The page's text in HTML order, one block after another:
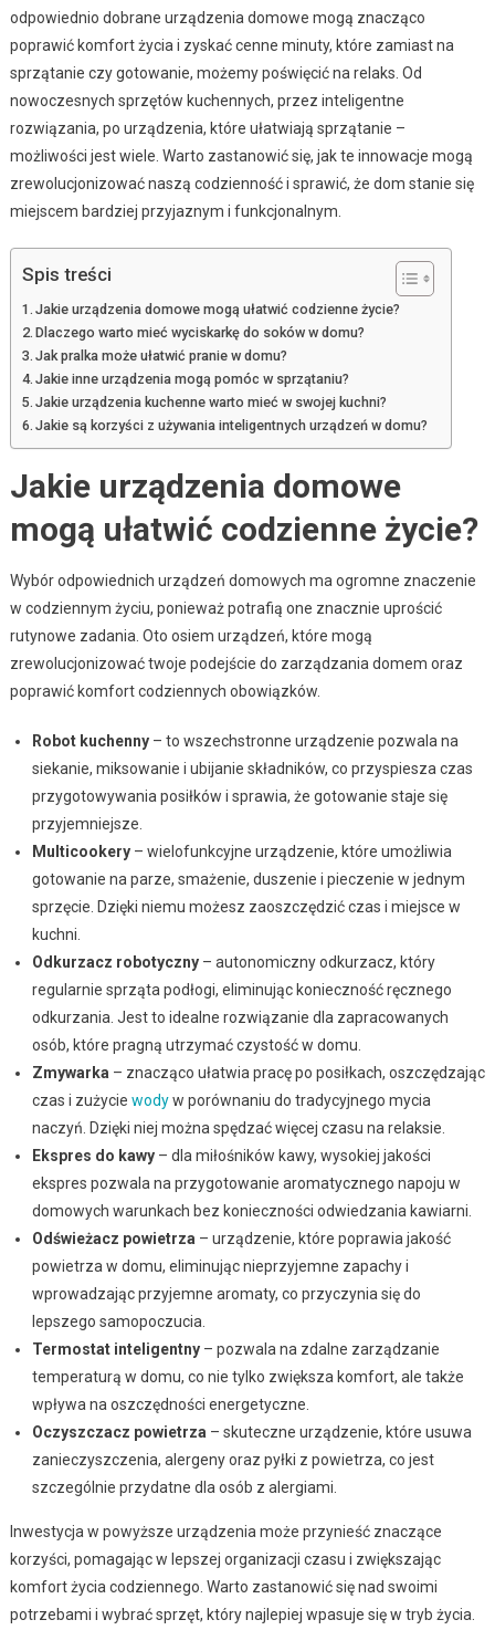
odpowiednio dobrane urządzenia domowe mogą znacząco
poprawić komfort życia i zyskać cenne minuty, które zamiast na
sprzątanie czy gotowanie, możemy poświęcić na relaks. Od
nowoczesnych sprzętów kuchennych, przez inteligentne
rozwiązania, po urządzenia, które ułatwiają sprzątanie –
możliwości jest wiele. Warto zastanowić się, jak te innowacje mogą
zrewolucjonizować naszą codzienność i sprawić, że dom stanie się
miejscem bardziej przyjaznym i funkcjonalnym.
Spis treści
Jakie urządzenia domowe mogą ułatwić codzienne życie?
Dlaczego warto mieć wyciskarkę do soków w domu?
Jak pralka może ułatwić pranie w domu?
Jakie inne urządzenia mogą pomóc w sprzątaniu?
Jakie urządzenia kuchenne warto mieć w swojej kuchni?
Jakie są korzyści z używania inteligentnych urządzeń w domu?
Jakie urządzenia domowe
mogą ułatwić codzienne życie?
Wybór odpowiednich urządzeń domowych ma ogromne znaczenie
w codziennym życiu, ponieważ potrafią one znacznie uprościć
rutynowe zadania. Oto osiem urządzeń, które mogą
zrewolucjonizować twoje podejście do zarządzania domem oraz
poprawić komfort codziennych obowiązków.
Robot kuchenny– to wszechstronne urządzenie pozwala na
siekanie, miksowanie i ubijanie składników, co przyspiesza czas
przygotowywania posiłków i sprawia, że gotowanie staje się
przyjemniejsze.
Multicookery– wielofunkcyjne urządzenie, które umożliwia
gotowanie na parze, smażenie, duszenie i pieczenie w jednym
sprzęcie. Dzięki niemu możesz zaoszczędzić czas i miejsce w
kuchni.
Odkurzacz robotyczny– autonomiczny odkurzacz, który
regularnie sprząta podłogi, eliminując konieczność ręcznego
odkurzania. Jest to idealne rozwiązanie dla zapracowanych
osób, które pragną utrzymać czystość w domu.
Zmywarka – znacząco ułatwia pracę po posiłkach, oszczędzając
czas i zużycie wodyw porównaniu do tradycyjnego mycia
naczyń. Dzięki niej można spędzać więcej czasu na relaksie.
Ekspres do kawy– dla miłośników kawy, wysokiej jakości
ekspres pozwala na przygotowanie aromatycznego napoju w
domowych warunkach bez konieczności odwiedzania kawiarni.
Odświeżacz powietrza – urządzenie, które poprawia jakość
powietrza w domu, eliminując nieprzyjemne zapachy i
wprowadzając przyjemne aromaty, co przyczynia się do
lepszego samopoczucia.
Termostat inteligentny– pozwala na zdalne zarządzanie
temperaturą w domu, co nie tylko zwiększa komfort, ale także
wpływa na oszczędności energetyczne.
Oczyszczacz powietrza – skuteczne urządzenie, które usuwa
zanieczyszczenia, alergeny oraz pyłki z powietrza, co jest
szczególnie przydatne dla osób z alergiami.
Inwestycja w powyższe urządzenia może przynieść znaczące
korzyści, pomagając w lepszej organizacji czasu i zwiększając
komfort życia codziennego. Warto zastanowić się nad swoimi
potrzebami i wybrać sprzęt, który najlepiej wpasuje się w tryb życia.